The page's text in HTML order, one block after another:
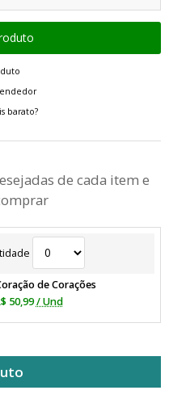
barato?
de cada item e
de Corações
50,99 / Und